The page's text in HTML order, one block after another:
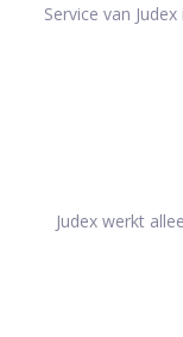
Service van
Judex werkt